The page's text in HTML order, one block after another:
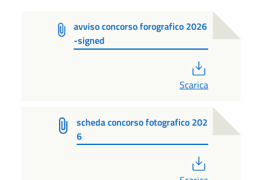
avviso concorso forografico 2026
-signed
Scarica
scheda concorso fotografico 202
6